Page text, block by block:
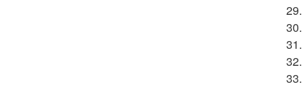
29.
30.
31.
32.
33.